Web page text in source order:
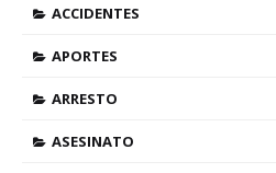
ACCIDENTES
APORTES
ARRESTO
ASESINATO